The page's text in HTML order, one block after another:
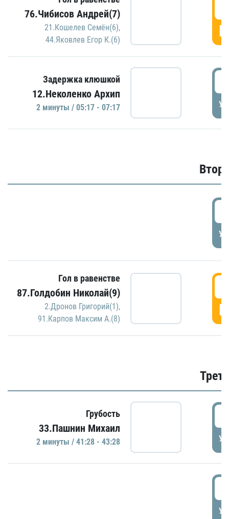
76.Чибисов Андрей(7)
21.Кошелев Семён(6),
44.Яковлев Егор К.(6)
Задержка клюшкой
12.Неколенко Архип
2 минуты / 05:17 - 07:17
Гол в равенстве
87.Голдобин Николай(9)
2.Дронов Григорий(1),
91.Карпов Максим А.(8)
Грубость
33.Пашнин Михаил
2 минуты / 41:28 - 43:28